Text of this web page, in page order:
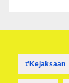
#kejaksaan